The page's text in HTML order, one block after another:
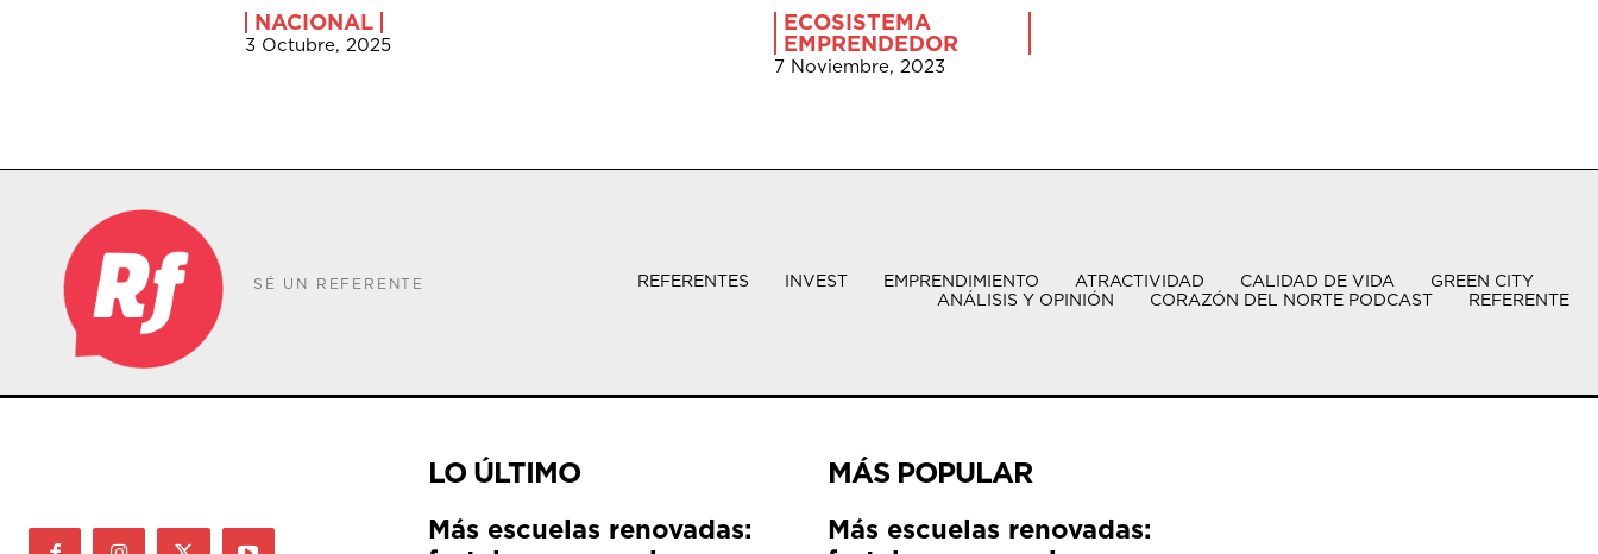
NACIONAL
3 Octubre, 2025
ECOSISTEMA
EMPRENDEDOR
7 Noviembre, 2023
SÉ UN REFERENTE REFERENTES INVEST EMPRENDIMIENTO ATRACTIVIDAD CALIDAD DE VIDA
GREEN CITY
ANÁLISIS Y OPINIÓN
CORAZÓN DEL NORTE PODCAST REFERENTE
LO ÚLTIMO
Más escuelas renovadas:
MÁS POPULAR
Más escuelas renovadas: